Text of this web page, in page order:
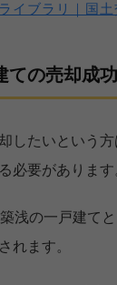
イブラリ｜国土
ての売却成
したいという
必要があります
浅の一戸建て
れます。